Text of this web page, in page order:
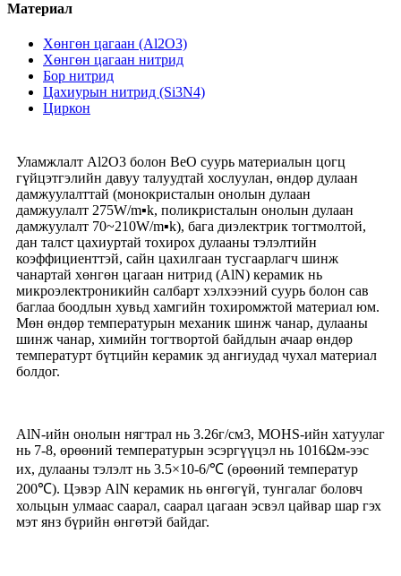
Материал
Хөнгөн цагаан (Al2O3)
Хөнгөн цагаан нитрид
Бор нитрид
Цахиурын нитрид (Si3N4)
Циркон
Уламжлалт Al2O3 болон BeO суурь материалын цогц
гүйцэтгэлийн давуу талуудтай хослуулан, өндөр дулаан
дамжуулалттай (монокристалын онолын дулаан
дамжуулалт 275W/m▪k, поликристалын онолын дулаан
дамжуулалт 70~210W/m▪k), бага диэлектрик тогтмолтой,
дан талст цахиуртай тохирох дулааны тэлэлтийн
коэффициенттэй, сайн цахилгаан тусгаарлагч шинж
чанартай хөнгөн цагаан нитрид (AlN) керамик нь
микроэлектроникийн салбарт хэлхээний суурь болон сав
баглаа боодлын хувьд хамгийн тохиромжтой материал юм.
Мөн өндөр температурын механик шинж чанар, дулааны
шинж чанар, химийн тогтвортой байдлын ачаар өндөр
температурт бүтцийн керамик эд ангиудад чухал материал
болдог.
AlN-ийн онолын нягтрал нь 3.26г/см3, MOHS-ийн хатуулаг
нь 7-8, өрөөний температурын эсэргүүцэл нь 1016Ωм-ээс
их, дулааны тэлэлт нь 3.5×10-6/℃ (өрөөний температур
200℃). Цэвэр AlN керамик нь өнгөгүй, тунгалаг боловч
хольцын улмаас саарал, саарал цагаан эсвэл цайвар шар гэх
мэт янз бүрийн өнгөтэй байдаг.